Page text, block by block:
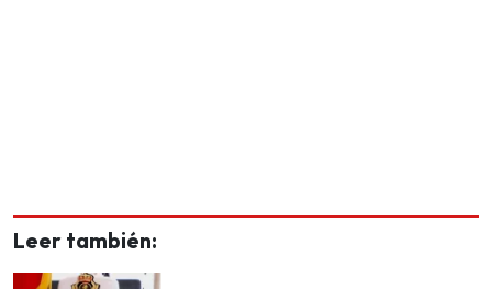
Leer también: